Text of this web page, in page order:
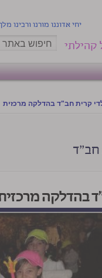
יחי אדוננו מורנו ורבינו
קהילתי
קרית חב"ד בהדלקה מרכזית
בהדלקה